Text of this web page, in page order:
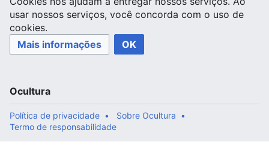
usar nossos serviços, você concorda com o uso de
cookies.
Mais informações
OK
Ocultura
Política de privacidade
Sobre Ocultura
Termo de responsabilidade